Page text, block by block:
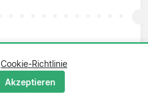
Cookie-Richtlinie
Akzeptieren